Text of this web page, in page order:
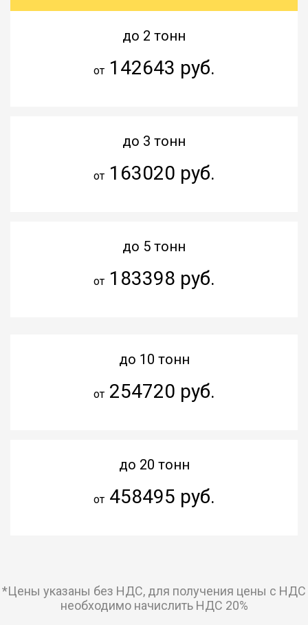
до 2 тонн
от142643 руб.
до 3 тонн
от163020 руб.
до 5 тонн
от183398 руб.
до 10 тонн
от254720 руб.
до 20 тонн
от458495 руб.
*Цены указаны без НДС, для получения цены с НДС
необходимо начислить НДС 20%